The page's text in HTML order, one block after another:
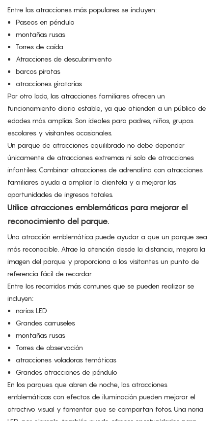
Entre las atracciones más populares se incluyen:
Paseos en péndulo
montañas rusas
Torres de caída
Atracciones de descubrimiento
barcos piratas
atracciones giratorias
Por otro lado, las atracciones familiares ofrecen un
funcionamiento diario estable, ya que atienden a un público de
edades más amplias. Son ideales para padres, niños, grupos
escolares y visitantes ocasionales.
Un parque de atracciones equilibrado no debe depender
únicamente de atracciones extremas ni solo de atracciones
infantiles. Combinar atracciones de adrenalina con atracciones
familiares ayuda a ampliar la clientela y a mejorar las
oportunidades de ingresos totales.
Utilice atracciones emblemáticas para mejorar el
reconocimiento del parque.
Una atracción emblemática puede ayudar a que un parque sea
más reconocible. Atrae la atención desde la distancia, mejora la
imagen del parque y proporciona a los visitantes un punto de
referencia fácil de recordar.
Entre los recorridos más comunes que se pueden realizar se
incluyen:
norias LED
Grandes carruseles
montañas rusas
Torres de observación
atracciones voladoras temáticas
Grandes atracciones de péndulo
En los parques que abren de noche, las atracciones
emblemáticas con efectos de iluminación pueden mejorar el
atractivo visual y fomentar que se compartan fotos. Una noria